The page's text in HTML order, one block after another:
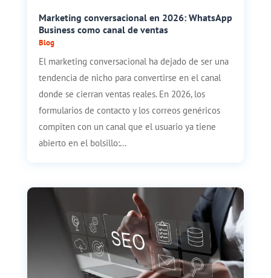
Marketing conversacional en 2026: WhatsApp
Business como canal de ventas
Blog
El marketing conversacional ha dejado de ser una
tendencia de nicho para convertirse en el canal
donde se cierran ventas reales. En 2026, los
formularios de contacto y los correos genéricos
compiten con un canal que el usuario ya tiene
abierto en el bolsillo:...